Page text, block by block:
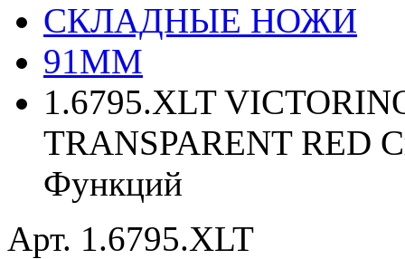
СКЛАДНЫЕ НОЖИ
91ММ
1.6795.XLT
TRANSPARENT RED
Функций
Арт. 1.6795.XLT